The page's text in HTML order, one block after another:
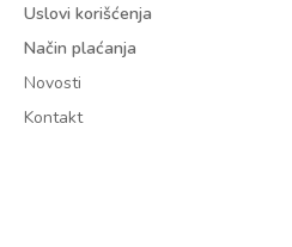
Uslovi korišćenja
Način plaćanja
Novosti
Kontakt